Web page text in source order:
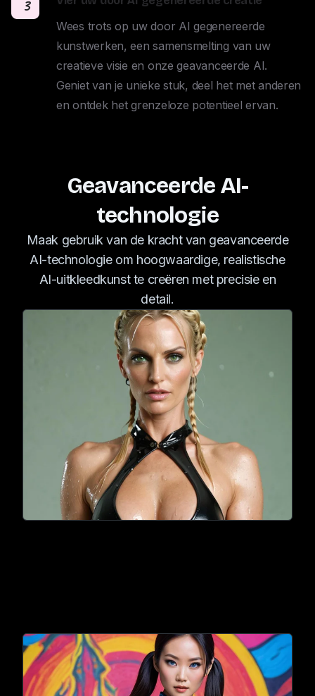
3
Wees trots op uw door AI gegenereerde
kunstwerken, een samensmelting van uw
creatieve visie en onze geavanceerde AI.
Geniet van je unieke stuk, deel het met anderen
en ontdek het grenzeloze potentieel ervan.
Geavanceerde AI-
technologie
Maak gebruik van de kracht van geavanceerde
AI-technologie om hoogwaardige, realistische
AI-uitkleedkunst te creëren met precisie en
detail.